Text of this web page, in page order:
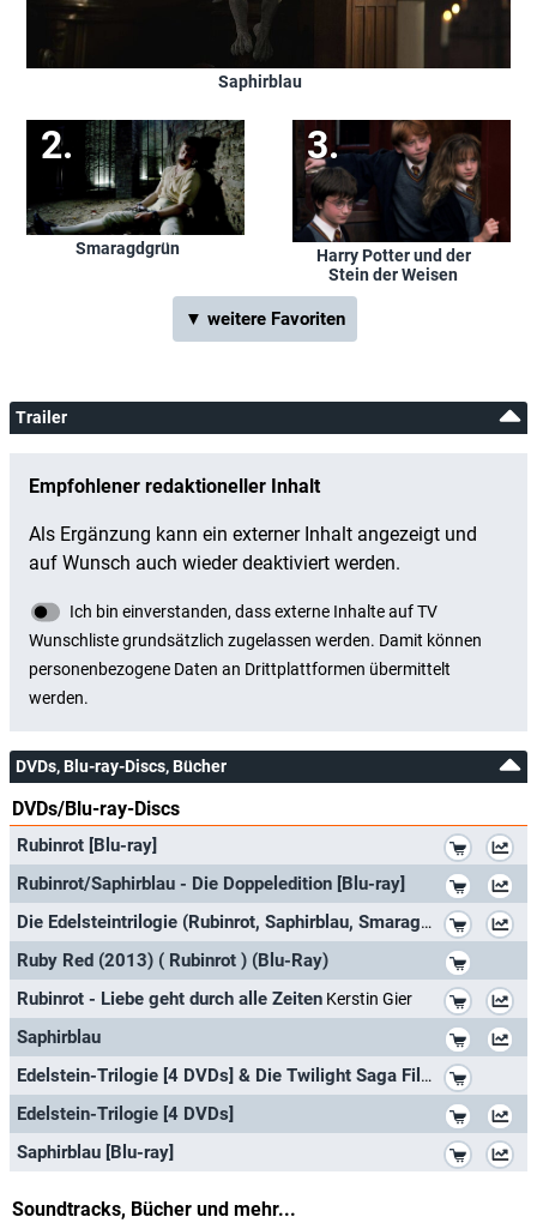
Saphirblau
Smaragdgrün
Harry Potter und der
Stein der Weisen
▼ weitere Favoriten
Trailer
DVDs, Blu-ray-Discs, Bücher
DVDs/Blu-ray-Discs
Rubinrot [Blu-ray]
Rubinrot/Saphirblau - Die Doppeledition [Blu-ray]
Die Edelsteintrilogie (Rubinrot, Saphirblau, Smaragdgrün)
Ruby Red (2013) ( Rubinrot ) (Blu-Ray)
Rubinrot - Liebe geht durch alle Zeiten Kerstin Gier
Saphirblau
Edelstein-Trilogie [4 DVDs] & Die Twilight Saga Film Collection [5 DVDs]
Edelstein-Trilogie [4 DVDs]
Saphirblau [Blu-ray]
Soundtracks, Bücher und mehr...